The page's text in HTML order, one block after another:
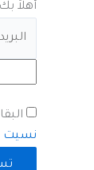
أهلاً
نسيت